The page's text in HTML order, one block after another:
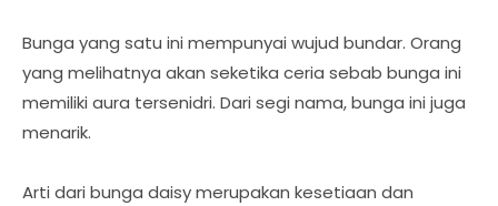
Bunga yang satu ini mempunyai wujud bundar. Orang
yang melihatnya akan seketika ceria sebab bunga ini
memiliki aura tersenidri. Dari segi nama, bunga ini juga
menarik.
Arti dari bunga daisy merupakan kesetiaan dan